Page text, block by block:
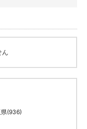
ん
(936)